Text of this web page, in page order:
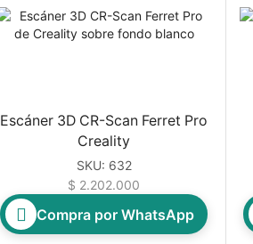
Escáner 3D CR-Scan Ferret Pro
Creality
SKU: 632
$ 2.202.000
Compra por WhatsApp